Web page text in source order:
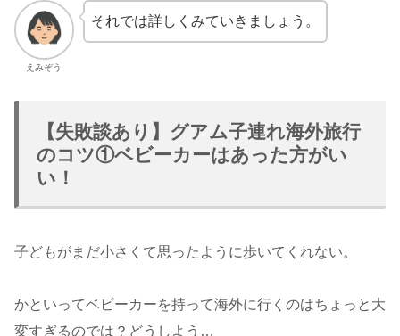
えみぞう
それでは詳しくみていきましょう。
【失敗談あり】グアム子連れ海外旅行
のコツ①ベビーカーはあった方がい
い！
子どもがまだ小さくて思ったように歩いてくれない。
かといってベビーカーを持って海外に行くのはちょっと大
変すぎるのでは？どうしよう…